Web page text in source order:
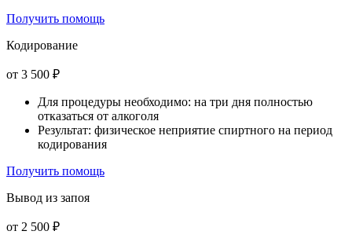
Получить помощь
Кодирование
от 3 500 ₽
Для процедуры необходимо: на три дня полностью
отказаться от алкоголя
Результат: физическое неприятие спиртного на период
кодирования
Получить помощь
Вывод из запоя
от 2 500 ₽